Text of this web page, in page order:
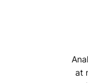
at